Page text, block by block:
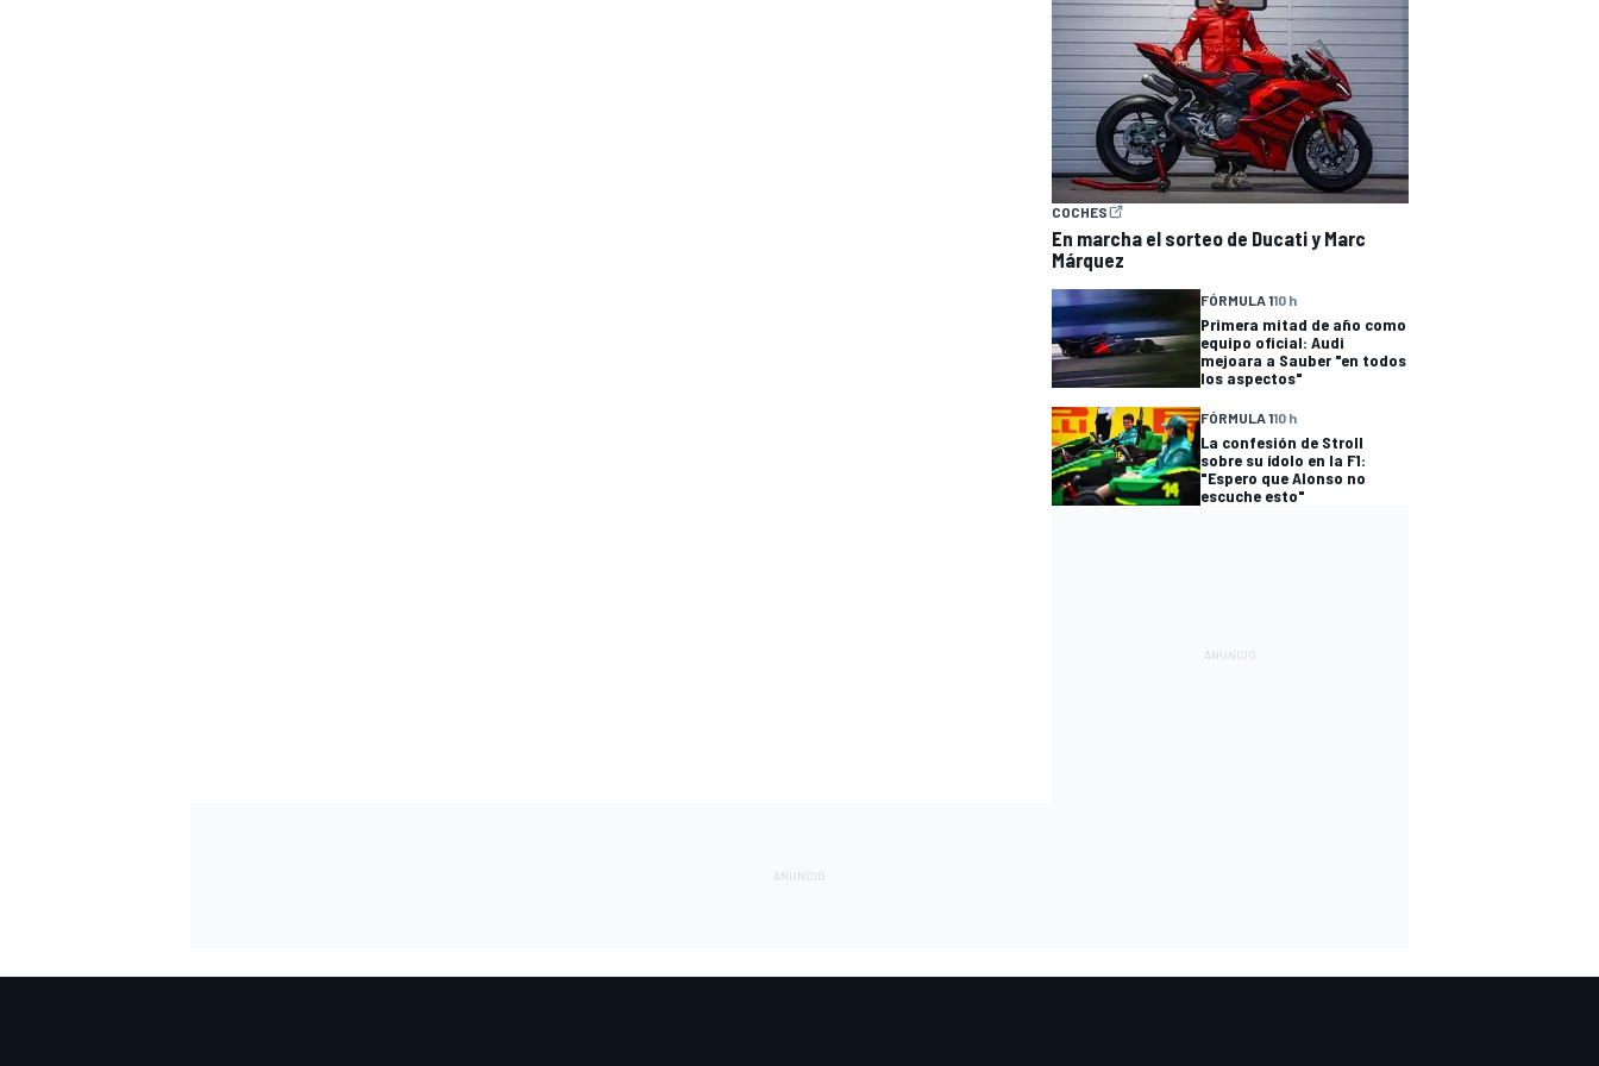
COCHES
En marcha el sorteo de Ducati y Marc
Márquez
FÓRMULA 110 h
Primera mitad de año como
equipo oficial: Audi
mejoara a Sauber "en todos
los aspectos"
FÓRMULA 110 h
La confesión de Stroll
sobre su ídolo en la F1:
"Espero que Alonso no
escuche esto"